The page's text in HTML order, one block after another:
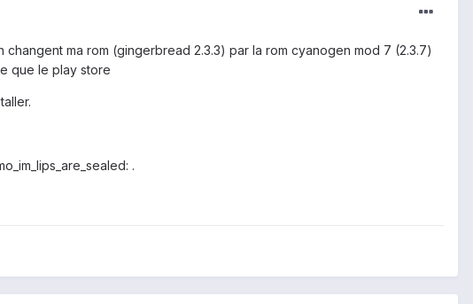
ma rom (gingerbread 2.3.3) par la rom cyanogen mod 7 (2.3.7)
que le play store
.